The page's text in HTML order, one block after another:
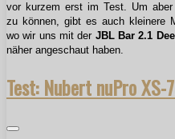
vor kurzem erst im Test. Um aber
zu können, gibt es auch kleinere
wo wir uns mit der JBL Bar 2.1
näher angeschaut haben.
Test: Nubert nuPro XS-